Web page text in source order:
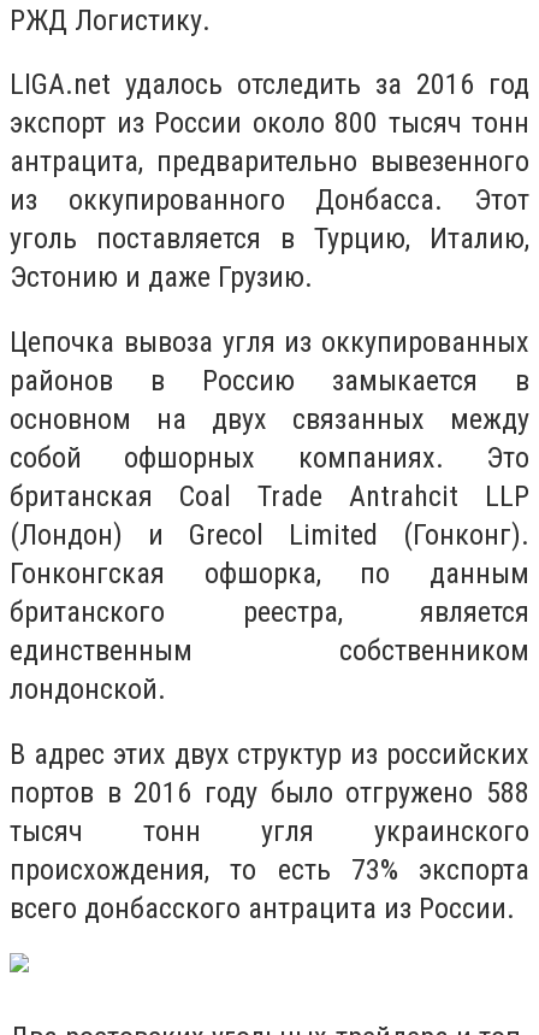
РЖД Логистику.
LIGA.net удалось отследить за 2016 год
экспорт из России около 800 тысяч тонн
антрацита, предварительно вывезенного
из оккупированного Донбасса. Этот
уголь поставляется в Турцию, Италию,
Эстонию и даже Грузию.
Цепочка вывоза угля из оккупированных
районов в Россию замыкается в
основном на двух связанных между
собой офшорных компаниях. Это
британская Coal Trade Antrahcit LLP
(Лондон) и Grecol Limited (Гонконг).
Гонконгская офшорка, по данным
британского реестра, является
единственным собственником
лондонской.
В адрес этих двух структур из российских
портов в 2016 году было отгружено 588
тысяч тонн угля украинского
происхождения, то есть 73% экспорта
всего донбасского антрацита из России.